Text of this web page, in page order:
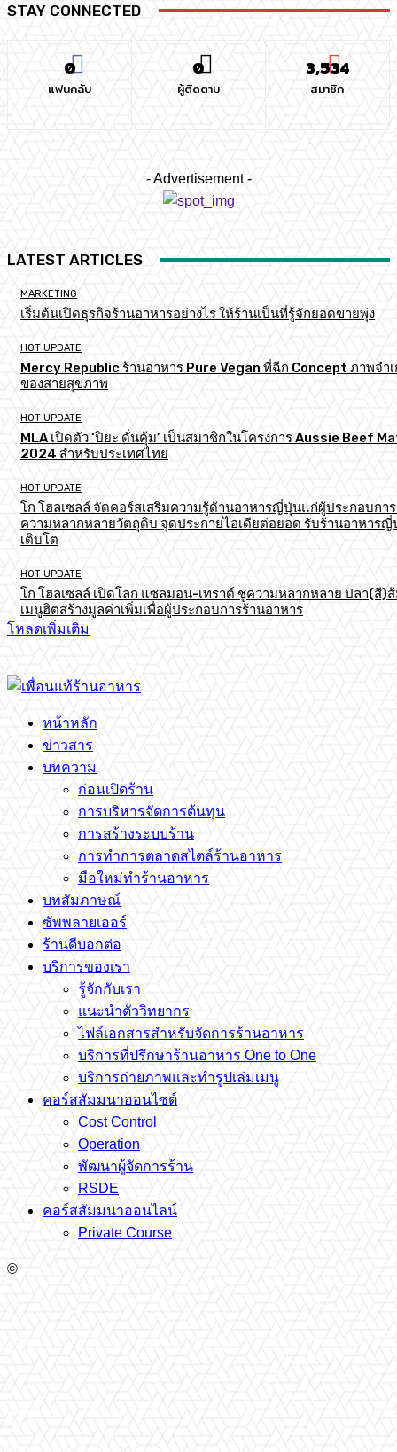
STAY CONNECTED
0
แฟนคลับ
0
ผู้ติดตาม
3,534
สมาชิก
- Advertisement -
LATEST ARTICLES
MARKETING
เริ่มต้นเปิดธุรกิจร้านอาหารอย่างไร ให้ร้านเป็นที่รู้จักยอดขายพุ่ง
HOT UPDATE
Mercy Republic ร้านอาหาร Pure Vegan ที่ฉีก Concept ภาพจำเ
ของสายสุขภาพ
HOT UPDATE
MLA เปิดตัว ‘ปิยะ ดั่นคุ้ม’ เป็นสมาชิกในโครงการ Aussie Beef
2024 สำหรับประเทศไทย
HOT UPDATE
โก โฮลเซลล์ จัดคอร์สเสริมความรู้ด้านอาหารญี่ปุ่นแก่ผู้ประกอบกา
ความหลากหลายวัตถุดิบ จุดประกายไอเดียต่อยอด รับร้านอาหาร
เติบโต
HOT UPDATE
โก โฮลเซลล์ เปิดโลก แซลมอน-เทราต์ ชูความหลากหลาย ปลา(สี)
เมนูฮิตสร้างมูลค่าเพิ่มเพื่อผู้ประกอบการร้านอาหาร
โหลดเพิ่มเติม
หน้าหลัก
ข่าวสาร
บทความ
ก่อนเปิดร้าน
การบริหารจัดการต้นทุน
การสร้างระบบร้าน
การทำการตลาดสไตล์ร้านอาหาร
มือใหม่ทำร้านอาหาร
บทสัมภาษณ์
ซัพพลายเออร์
ร้านดีบอกต่อ
บริการของเรา
รู้จักกับเรา
แนะนำตัววิทยากร
ไฟล์เอกสารสำหรับจัดการร้านอาหาร
บริการที่ปรึกษาร้านอาหาร One to One
บริการถ่ายภาพและทำรูปเล่มเมนู
คอร์สสัมมนาออนไซต์
Cost Control
Operation
พัฒนาผู้จัดการร้าน
RSDE
คอร์สสัมมนาออนไลน์
Private Course
©